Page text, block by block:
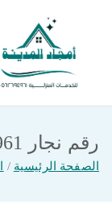
المحتوى
رقم نجار 0562694961
الصفحة الرئيسية